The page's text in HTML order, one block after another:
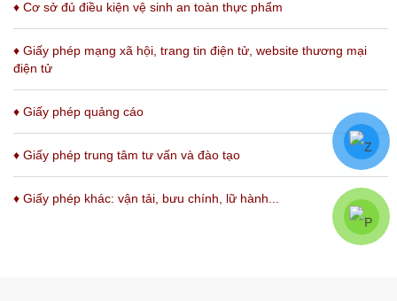
♦ Cơ sở đủ điều kiện vệ sinh an toàn thực phẩm
♦ Giấy phép mạng xã hội, trang tin điện tử, website thương mại
điện tử
♦ Giấy phép quảng cáo
♦ Giấy phép trung tâm tư vấn và đào tạo
♦ Giấy phép khác: vận tải, bưu chính, lữ hành...